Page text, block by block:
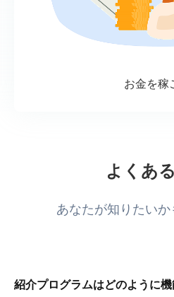
お金を稼
よくあ
あなたが知りたいか
紹介プログラムはどのように